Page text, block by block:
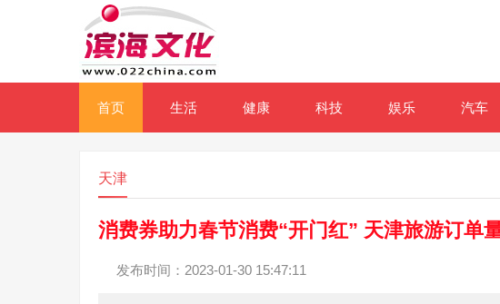
首页 生活 健康 科技 娱乐 汽车
天津
消费券助力春节消费“开门红” 天津旅游订单
发布时间：2023-01-30 15:47:11